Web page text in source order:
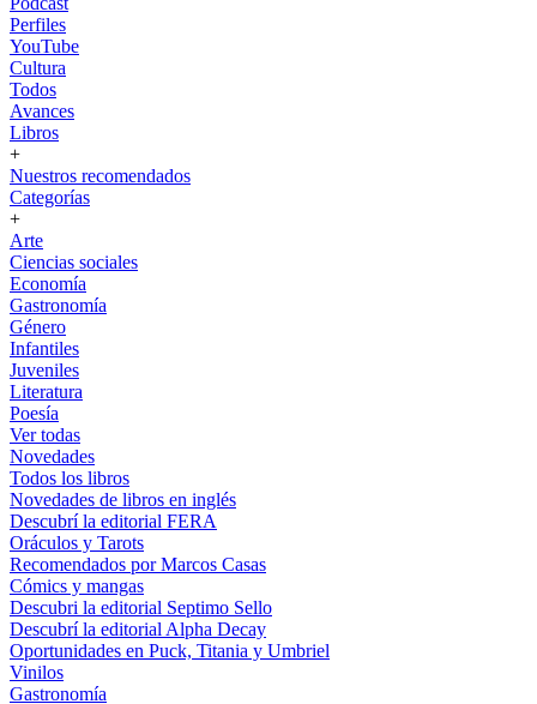
Perfiles
YouTube
Cultura
Todos
Avances
Libros
+
Nuestros recomendados
Categorías
+
Arte
Ciencias sociales
Economía
Gastronomía
Género
Infantiles
Juveniles
Literatura
Poesía
Ver todas
Novedades
Todos los libros
Novedades de libros en inglés
Descubrí la editorial FERA
Oráculos y Tarots
Recomendados por Marcos Casas
Cómics y mangas
Descubri la editorial Septimo Sello
Descubrí la editorial Alpha Decay
Oportunidades en Puck, Titania y Umbriel
Vinilos
Gastronomía